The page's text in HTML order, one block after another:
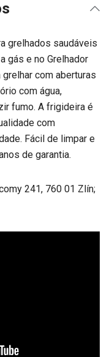
grelhados saudáveis
gás e no Grelhador
grelhar com aberturas
com água,
fumo. A frigideira é
com
Fácil de limpar e
de garantia.
241, 760 01 Zlín;